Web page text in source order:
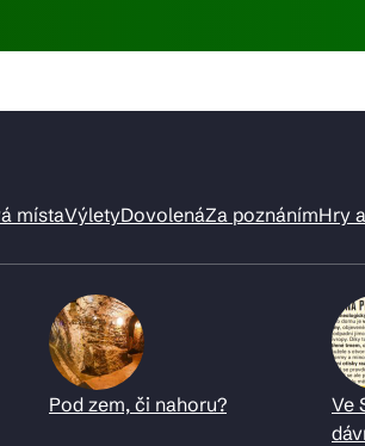
místaVýletyDovolenáZa poznánímHry
Pod zem, či nahoru?
Ve